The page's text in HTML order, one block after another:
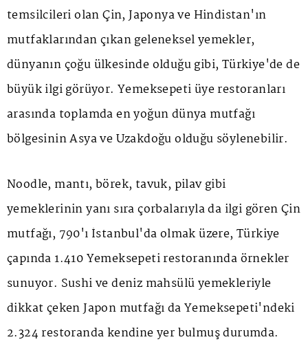
temsilcileri olan Çin, Japonya ve Hindistan'ın
mutfaklarından çıkan geleneksel yemekler,
dünyanın çoğu ülkesinde olduğu gibi, Türkiye'de de
büyük ilgi görüyor. Yemeksepeti üye restoranları
arasında toplamda en yoğun dünya mutfağı
bölgesinin Asya ve Uzakdoğu olduğu söylenebilir.
Noodle, mantı, börek, tavuk, pilav gibi
yemeklerinin yanı sıra çorbalarıyla da ilgi gören Çin
mutfağı, 790'ı İstanbul'da olmak üzere, Türkiye
çapında 1.410 Yemeksepeti restoranında örnekler
sunuyor. Sushi ve deniz mahsülü yemekleriyle
dikkat çeken Japon mutfağı da Yemeksepeti'ndeki
2.324 restoranda kendine yer bulmuş durumda.